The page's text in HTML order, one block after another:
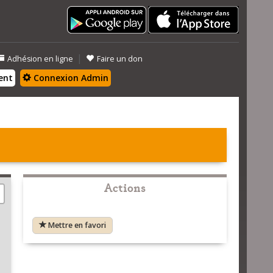
Adhésion en ligne | Faire un don
Connexion Admin
Actions
Mettre en favori